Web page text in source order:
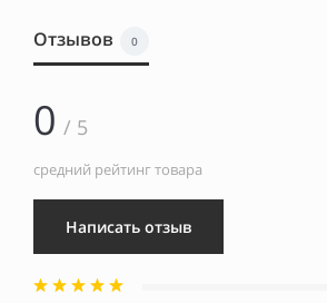
Отзывов 0
0 / 5
средний рейтинг товара
Написать отзыв